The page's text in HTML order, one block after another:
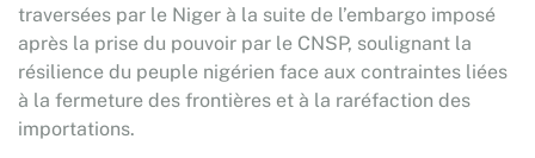
traversées par le Niger à la suite de l’embargo imposé
après la prise du pouvoir par le CNSP, soulignant la
résilience du peuple nigérien face aux contraintes liées
à la fermeture des frontières et à la raréfaction des
importations.